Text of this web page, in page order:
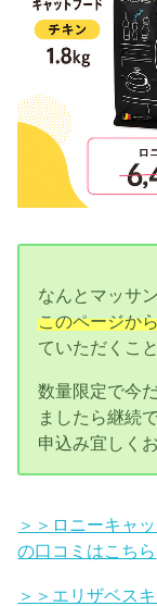
なんとマッサ
このページか
ていただくこ
数量限定で今
ましたら継続
申込み宜しく
＞＞ロニーキャ
の口コミはこちら
＞＞エリザベス